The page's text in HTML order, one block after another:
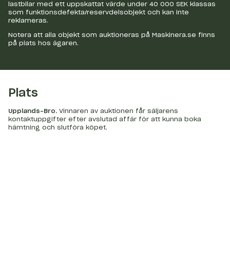
lastbilar med ett uppskattat värde under 40 000 SEK klassas
som funktionsdefekta/reservdelsobjekt och kan inte
reklameras.
Notera att alla objekt som auktioneras på Maskinera.se finns
på plats hos ägaren.
Plats
Upplands-Bro. Vinnaren av auktionen får säljarens
kontaktuppgifter efter avslutad affär för att kunna boka
hämtning och slutföra köpet.